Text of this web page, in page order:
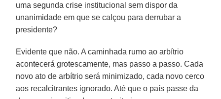
uma segunda crise institucional sem dispor da
unanimidade em que se calçou para derrubar a
presidente?
Evidente que não. A caminhada rumo ao arbítrio
acontecerá grotescamente, mas passo a passo. Cada
novo ato de arbítrio será minimizado, cada novo cerco
aos recalcitrantes ignorado. Até que o país passe da